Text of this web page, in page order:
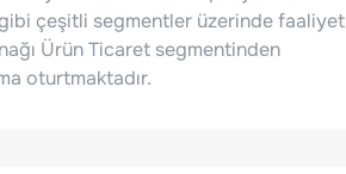
çeşitli segmentler üzerinde faaliyet
Ürün Ticaret segmentinden
oturtmaktadır.